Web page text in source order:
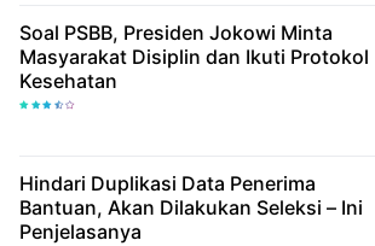
Soal PSBB, Presiden Jokowi Minta
Masyarakat Disiplin dan Ikuti Protokol
Kesehatan
Hindari Duplikasi Data Penerima
Bantuan, Akan Dilakukan Seleksi – Ini
Penjelasanya